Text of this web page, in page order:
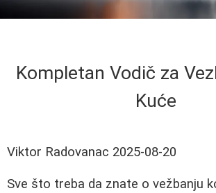
Kompletan Vodič za
Kuće
Viktor Radovanac 2025-08-20
Sve što treba da znate o vežbanju